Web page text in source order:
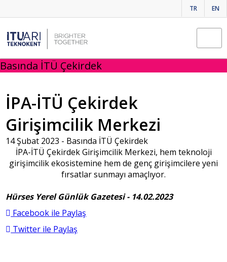
TR EN
Basında İTÜ Çekirdek
İPA-İTÜ Çekirdek
Girişimcilik Merkezi
14 Şubat 2023 - Basında İTÜ Çekirdek
İPA-İTÜ Çekirdek Girişimcilik Merkezi, hem teknoloji
girişimcilik ekosistemine hem de genç girişimcilere yeni
fırsatlar sunmayı amaçlıyor.
Hürses Yerel Günlük Gazetesi - 14.02.2023
Facebook ile Paylaş
Twitter ile Paylaş